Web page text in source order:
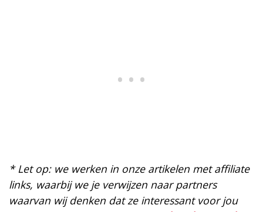
* Let op: we werken in onze artikelen met affiliate
links, waarbij we je verwijzen naar partners
waarvan wij denken dat ze interessant voor jou